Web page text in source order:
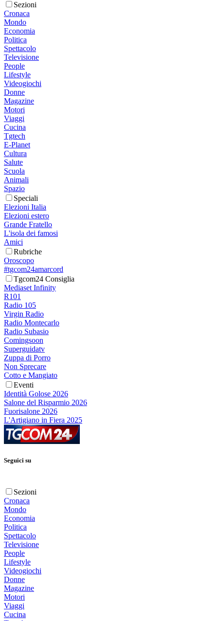
Sezioni
Cronaca
Mondo
Economia
Politica
Spettacolo
Televisione
People
Lifestyle
Videogiochi
Donne
Magazine
Motori
Viaggi
Cucina
Tgtech
E-Planet
Cultura
Salute
Scuola
Animali
Spazio
Speciali
Elezioni Italia
Elezioni estero
Grande Fratello
L'isola dei famosi
Amici
Rubriche
Oroscopo
#tgcom24amarcord
Tgcom24 Consiglia
Mediaset Infinity
R101
Radio 105
Virgin Radio
Radio Montecarlo
Radio Subasio
Comingsoon
Superguidatv
Zuppa di Porro
Non Sprecare
Cotto e Mangiato
Eventi
Identità Golose 2026
Salone del Risparmio 2026
Fuorisalone 2026
L'Artigiano in Fiera 2025
Seguici su
Sezioni
Cronaca
Mondo
Economia
Politica
Spettacolo
Televisione
People
Lifestyle
Videogiochi
Donne
Magazine
Motori
Viaggi
Cucina